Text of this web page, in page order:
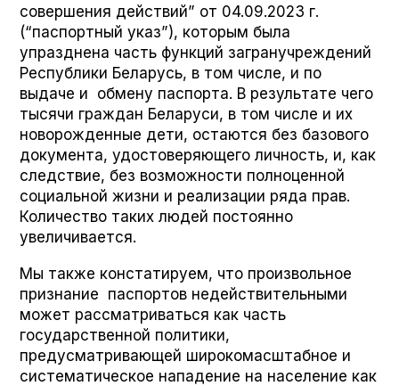
совершения действий” от 04.09.2023 г.
(“паспортный указ”), которым была
упразднена часть функций загранучреждений
Республики Беларусь, в том числе, и по
выдаче и обмену паспорта. В результате чего
тысячи граждан Беларуси, в том числе и их
новорожденные дети, остаются без базового
документа, удостоверяющего личность, и, как
следствие, без возможности полноценной
социальной жизни и реализации ряда прав.
Количество таких людей постоянно
увеличивается.
Мы также констатируем, что произвольное
признание паспортов недействительными
может рассматриваться как часть
государственной политики,
предусматривающей широкомасштабное и
систематическое нападение на население как